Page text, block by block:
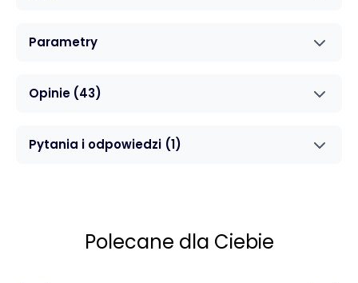
Parametry
Opinie (43)
Pytania i odpowiedzi (1)
Polecane dla Ciebie